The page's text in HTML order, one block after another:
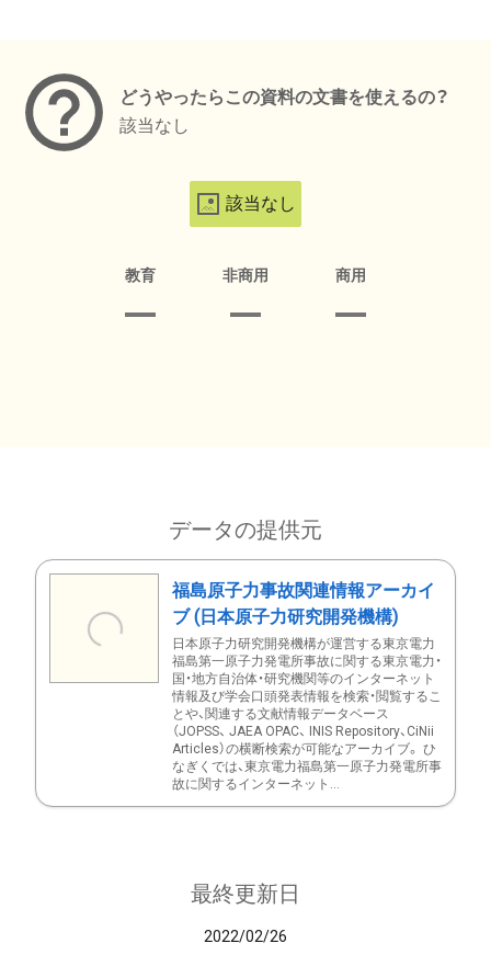
どうやったらこの資料の文書を使えるの？
該当なし
該当なし
教育 非商用 商用
データの提供元
福島原子力事故関連情報アーカイ
ブ (日本原子力研究開発機構)
日本原子力研究開発機構が運営する東京電力
福島第一原子力発電所事故に関する東京電力・
国・地方自治体・研究機関等のインターネット
情報及び学会口頭発表情報を検索・閲覧するこ
とや、関連する文献情報データベース
（JOPSS、 JAEA OPAC、 INIS Repository、CiNii
Articles）の横断検索が可能なアーカイブ。 ひ
なぎくでは、東京電力福島第一原子力発電所事
故に関するインターネット...
最終更新日
2022/02/26